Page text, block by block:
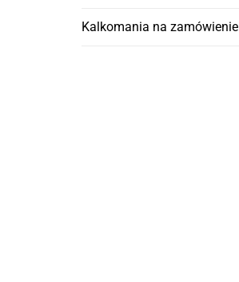
Kalkomania na zamówienie